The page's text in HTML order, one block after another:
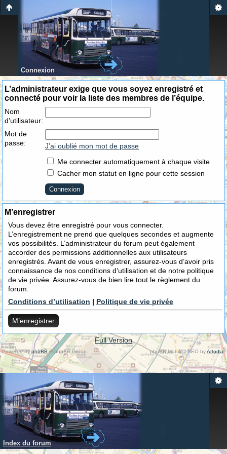
Connexion
L’administrateur exige que vous soyez enregistré et
connecté pour voir la liste des membres de l’équipe.
Nom
d’utilisateur:
Mot de
passe:
J’ai oublié mon mot de passe
Me connecter automatiquement à chaque visite
Cacher mon statut en ligne pour cette session
M’enregistrer
Vous devez être enregistré pour vous connecter.
L’enregistrement ne prend que quelques secondes et augmente
vos possibilités. L’administrateur du forum peut également
accorder des permissions additionnelles aux utilisateurs
enregistrés. Avant de vous enregistrer, assurez-vous d’avoir pris
connaissance de nos conditions d’utilisation et de notre politique
de vie privée. Assurez-vous de bien lire tout le règlement du
forum.
Conditions d’utilisation | Politique de vie privée
M’enregistrer
Full Version
Powered byphpBB© phpBB Group. phpBB Mobile / SEO byArtodia.
Index du forum